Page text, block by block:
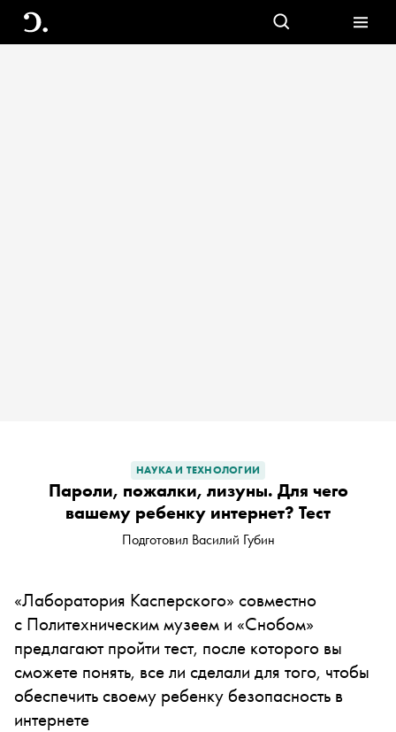
НАУКА И ТЕХНОЛОГИИ
Пароли, пожалки, лизуны. Для чего
вашему ребенку интернет? Тест
Подготовил Василий Губин
«Лаборатория Касперского» совместно
с Политехническим музеем и «Снобом»
предлагают пройти тест, после которого вы
сможете понять, все ли сделали для того, чтобы
обеспечить своему ребенку безопасность в
интернете